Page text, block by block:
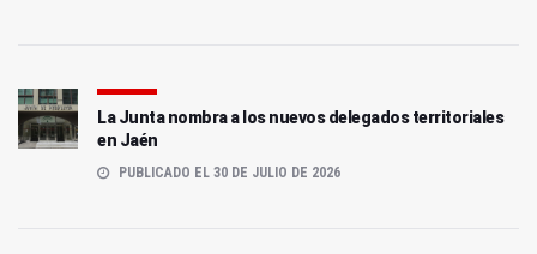
La Junta nombra a los nuevos delegados territoriales
en Jaén
PUBLICADO EL 30 DE JULIO DE 2026